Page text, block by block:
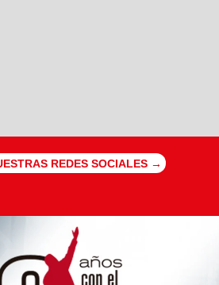
REDES SOCIALES →